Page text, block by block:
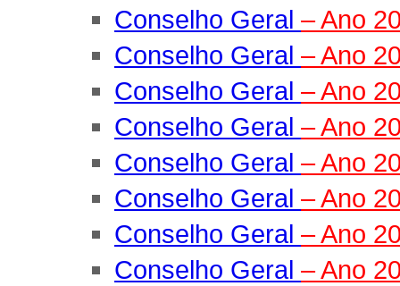
Conselho Geral – Ano
Conselho Geral – Ano
Conselho Geral – Ano
Conselho Geral – Ano
Conselho Geral – Ano
Conselho Geral – Ano
Conselho Geral – Ano
Conselho Geral – Ano